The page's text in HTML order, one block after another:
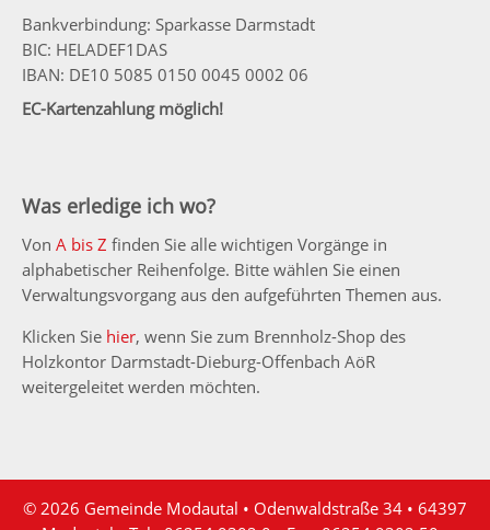
Bankverbindung: Sparkasse Darmstadt
BIC: HELADEF1DAS
IBAN: DE10 5085 0150 0045 0002 06
EC-Kartenzahlung möglich!
Was erledige ich wo?
Von A bis Z finden Sie alle wichtigen Vorgänge in
alphabetischer Reihenfolge. Bitte wählen Sie einen
Verwaltungsvorgang aus den aufgeführten Themen aus.
Klicken Sie hier, wenn Sie zum Brennholz-Shop des
Holzkontor Darmstadt-Dieburg-Offenbach AöR
weitergeleitet werden möchten.
© 2026 Gemeinde Modautal • Odenwaldstraße 34 • 64397